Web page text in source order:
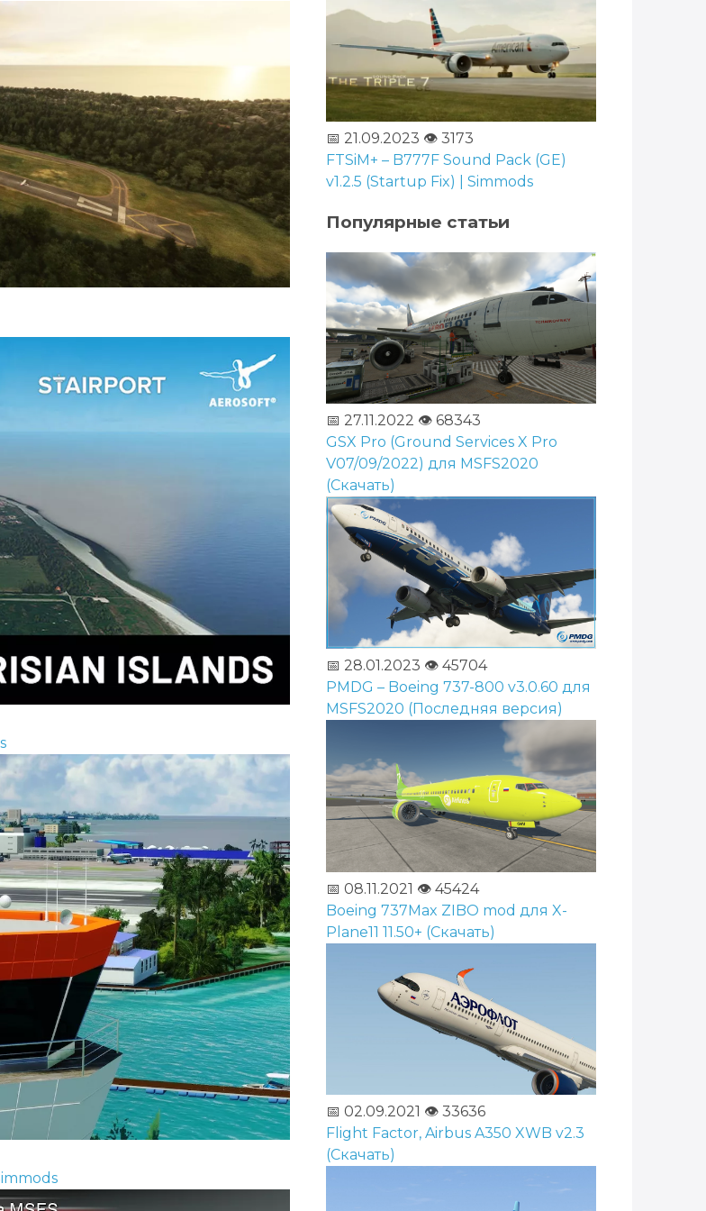
📅 21.09.2023 👁️ 3173
FTSiM+ – B777F Sound Pack (GE)
v1.2.5 (Startup Fix) | Simmods
Популярные статьи
📅 27.11.2022 👁️ 68343
GSX Pro (Ground Services X Pro
V07/09/2022) для MSFS2020
(Скачать)
📅 28.01.2023 👁️ 45704
PMDG – Boeing 737-800 v3.0.60 для
MSFS2020 (Последняя версия)
📅 08.11.2021 👁️ 45424
Boeing 737Max ZIBO mod для X-
Plane11 11.50+ (Скачать)
📅 02.09.2021 👁️ 33636
Flight Factor, Airbus A350 XWB v2.3
(Скачать)